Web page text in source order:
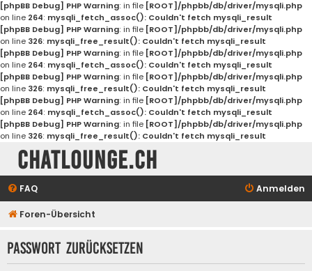
[phpBB Debug] PHP Warning: in file [ROOT]/phpbb/db/driver/mysqli.php
on line 264: mysqli_fetch_assoc(): Couldn't fetch mysqli_result
[phpBB Debug] PHP Warning: in file [ROOT]/phpbb/db/driver/mysqli.php
on line 326: mysqli_free_result(): Couldn't fetch mysqli_result
[phpBB Debug] PHP Warning: in file [ROOT]/phpbb/db/driver/mysqli.php
on line 264: mysqli_fetch_assoc(): Couldn't fetch mysqli_result
[phpBB Debug] PHP Warning: in file [ROOT]/phpbb/db/driver/mysqli.php
on line 326: mysqli_free_result(): Couldn't fetch mysqli_result
[phpBB Debug] PHP Warning: in file [ROOT]/phpbb/db/driver/mysqli.php
on line 264: mysqli_fetch_assoc(): Couldn't fetch mysqli_result
[phpBB Debug] PHP Warning: in file [ROOT]/phpbb/db/driver/mysqli.php
on line 326: mysqli_free_result(): Couldn't fetch mysqli_result
Chatlounge.ch
FAQ Anmelden
Foren-Übersicht
Passwort zurücksetzen